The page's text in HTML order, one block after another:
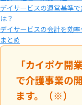
デイサービスの運営基準
は？
デイサービスの会計を効
まとめ
「カイポケ開
で介護事業の
ます。（※）